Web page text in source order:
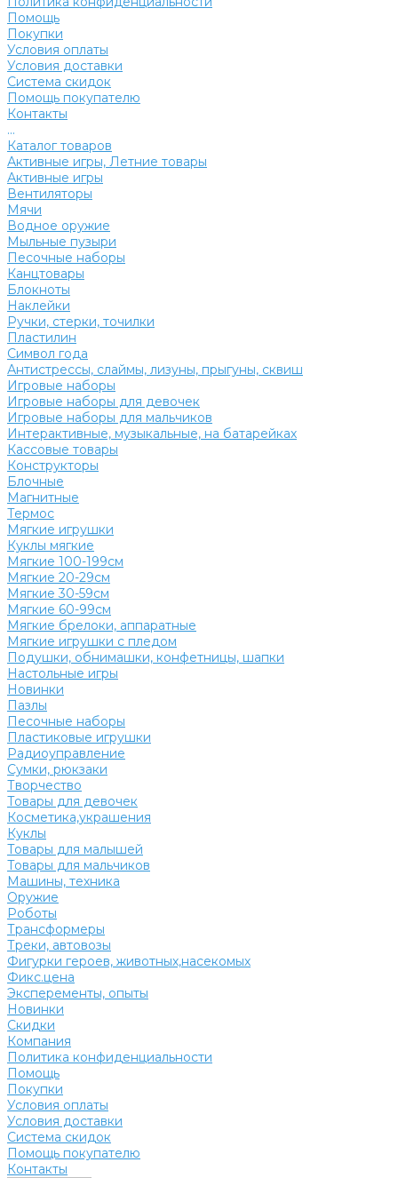
Помощь
Покупки
Условия оплаты
Условия доставки
Система скидок
Помощь покупателю
Контакты
...
Каталог товаров
Активные игры, Летние товары
Активные игры
Вентиляторы
Мячи
Водное оружие
Мыльные пузыри
Песочные наборы
Канцтовары
Блокноты
Наклейки
Ручки, стерки, точилки
Пластилин
Символ года
Антистрессы, слаймы, лизуны, прыгуны, сквиш
Игровые наборы
Игровые наборы для девочек
Игровые наборы для мальчиков
Интерактивные, музыкальные, на батарейках
Кассовые товары
Конструкторы
Блочные
Магнитные
Термос
Мягкие игрушки
Куклы мягкие
Мягкие 100-199см
Мягкие 20-29см
Мягкие 30-59см
Мягкие 60-99см
Мягкие брелоки, аппаратные
Мягкие игрушки с пледом
Подушки, обнимашки, конфетницы, шапки
Настольные игры
Новинки
Пазлы
Песочные наборы
Пластиковые игрушки
Радиоуправление
Сумки, рюкзаки
Творчество
Товары для девочек
Косметика,украшения
Куклы
Товары для малышей
Товары для мальчиков
Машины, техника
Оружие
Роботы
Трансформеры
Треки, автовозы
Фигурки героев, животных,насекомых
Фикс.цена
Эксперементы, опыты
Новинки
Скидки
Компания
Политика конфиденциальности
Помощь
Покупки
Условия оплаты
Условия доставки
Система скидок
Помощь покупателю
Контакты